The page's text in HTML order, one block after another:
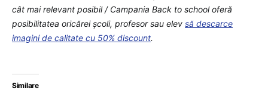
cât mai relevant posibil / Campania Back to school oferă
posibilitatea oricărei școli, profesor sau elev să descarce
imagini de calitate cu 50% discount.
Similare